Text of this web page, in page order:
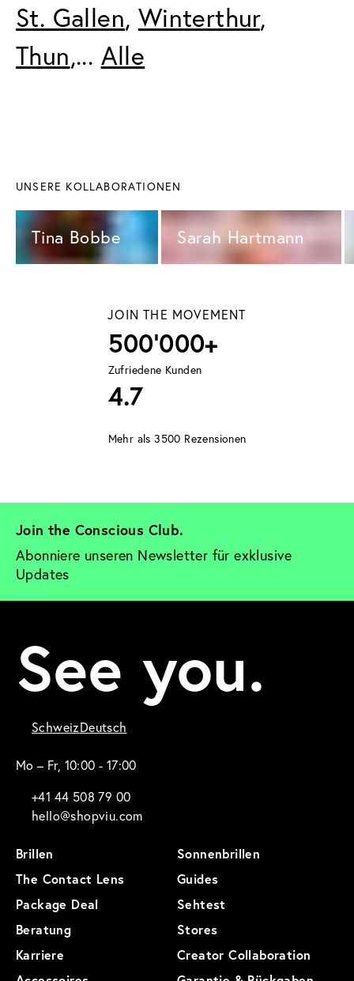
St. Gallen, Winterthur,
Thun,... Alle
UNSERE KOLLABORATIONEN
Tina Bobbe Sarah Hartmann
JOIN THE MOVEMENT
500'000+
Zufriedene Kunden
4.7
Mehr als 3500 Rezensionen
Join the Conscious Club.
Abonniere unseren Newsletter für exklusive
Updates
See you.
SchweizDeutsch
Mo – Fr, 10:00 - 17:00
+41 44 508 79 00
hello@shopviu.com
Brillen
Sonnenbrillen
The Contact Lens
Guides
Package Deal
Sehtest
Beratung
Stores
Karriere
Creator Collaboration